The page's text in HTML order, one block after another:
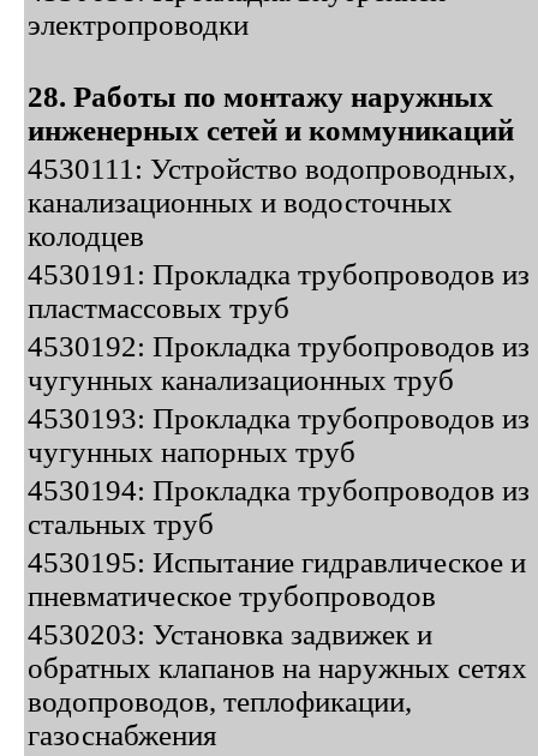
электропроводки
28. Работы по монтажу наружных
инженерных сетей и коммуникаций
4530111: Устройство водопроводных,
канализационных и водосточных
колодцев
4530191: Прокладка трубопроводов из
пластмассовых труб
4530192: Прокладка трубопроводов из
чугунных канализационных труб
4530193: Прокладка трубопроводов из
чугунных напорных труб
4530194: Прокладка трубопроводов из
стальных труб
4530195: Испытание гидравлическое и
пневматическое трубопроводов
4530203: Установка задвижек и
обратных клапанов на наружных сетях
водопроводов, теплофикации,
газоснабжения